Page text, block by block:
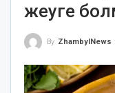
жеуге
By ZhambylNews